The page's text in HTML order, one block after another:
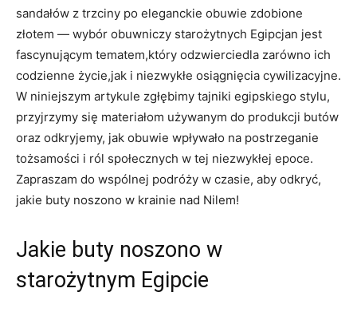
sandałów z trzciny po eleganckie obuwie zdobione
złotem — wybór obuwniczy starożytnych Egipcjan jest
fascynującym tematem,który odzwierciedla zarówno ⁤ich
codzienne życie,jak i niezwykłe osiągnięcia cywilizacyjne.
W ‌niniejszym artykule ‌zgłębimy tajniki egipskiego⁢ stylu,
przyjrzymy ⁤się materiałom ​używanym do produkcji butów⁣
oraz odkryjemy, jak obuwie wpływało na postrzeganie
tożsamości i ról społecznych w tej niezwykłej ⁤epoce.
Zapraszam ⁢do wspólnej podróży w czasie, aby odkryć,
jakie buty ⁢noszono ​w ​krainie​ nad Nilem!
Jakie buty noszono w
starożytnym ⁤Egipcie